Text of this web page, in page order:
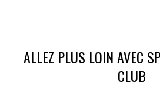
ALLEZ PLUS LOIN AVEC
CLUB